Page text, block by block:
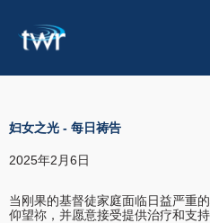
妇女之光 - 每日祷告
2025年2月6日
当刚果的基督徒家庭面临日益严重
仰望祢，并愿意接受提供治疗和支